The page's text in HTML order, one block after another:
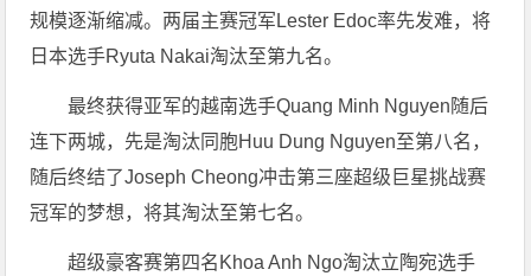
规模逐渐缩减。两届主赛冠军Lester Edoc率先发难，将
日本选手Ryuta Nakai淘汰至第九名。
最终获得亚军的越南选手Quang Minh Nguyen随后
连下两城，先是淘汰同胞Huu Dung Nguyen至第八名，
随后终结了Joseph Cheong冲击第三座超级巨星挑战赛
冠军的梦想，将其淘汰至第七名。
超级豪客赛第四名Khoa Anh Ngo淘汰立陶宛选手